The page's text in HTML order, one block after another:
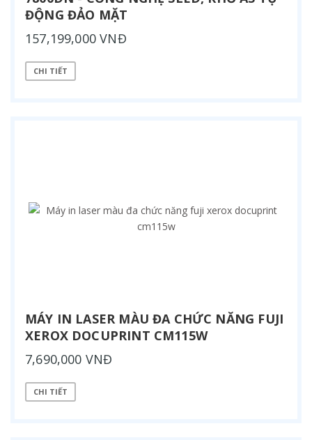
ĐỘNG ĐẢO MẶT
157,199,000 VNĐ
CHI TIẾT
MÁY IN LASER MÀU ĐA CHỨC NĂNG FUJI
XEROX DOCUPRINT CM115W
7,690,000 VNĐ
CHI TIẾT